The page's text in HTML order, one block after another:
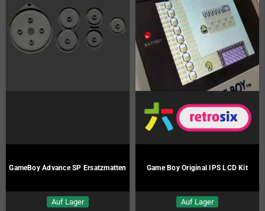
GameBoy Advance SP Ersatzmatten
Auf Lager
Game Boy Original IPS LCD Kit
Auf Lager